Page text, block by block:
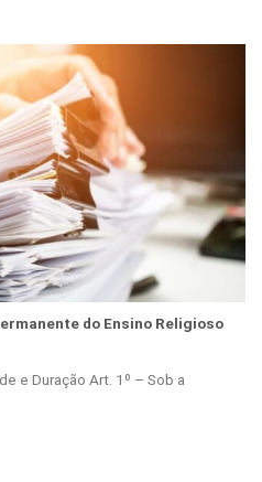
do Ensino Religioso
e Duração Art. 1º – Sob a